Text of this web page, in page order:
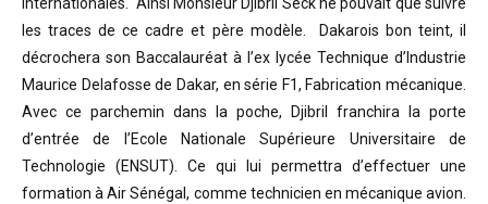
les traces de ce cadre et père modèle. Dakarois bon teint, il
décrochera son Baccalauréat à l’ex lycée Technique d’Industrie
Maurice Delafosse de Dakar, en série F1, Fabrication mécanique.
Avec ce parchemin dans la poche, Djibril franchira la porte
d’entrée de l’Ecole Nationale Supérieure Universitaire de
Technologie (ENSUT). Ce qui lui permettra d’effectuer une
formation à Air Sénégal, comme technicien en mécanique avion.